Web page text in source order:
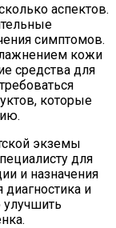
аспектов.
симптомов.
кожи
средства для
которые
экземы
для
и назначения
и
улучшить